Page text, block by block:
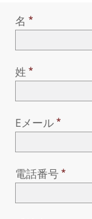
名
姓
Eメール
電話番号